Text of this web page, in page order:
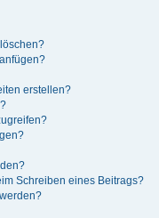
erstellen?
Schreiben eines Beitrags?